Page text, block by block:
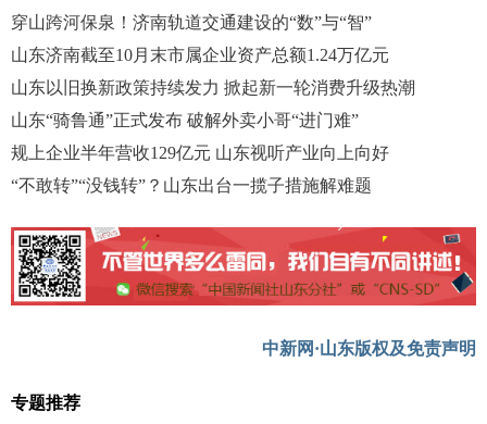
穿山跨河保泉！济南轨道交通建设的“数”与“智”
山东济南截至10月末市属企业资产总额1.24万亿元
山东以旧换新政策持续发力 掀起新一轮消费升级热潮
山东“骑鲁通”正式发布 破解外卖小哥“进门难”
规上企业半年营收129亿元 山东视听产业向上向好
“不敢转”“没钱转”？山东出台一揽子措施解难题
中新网·山东版权及免责声明
专题推荐